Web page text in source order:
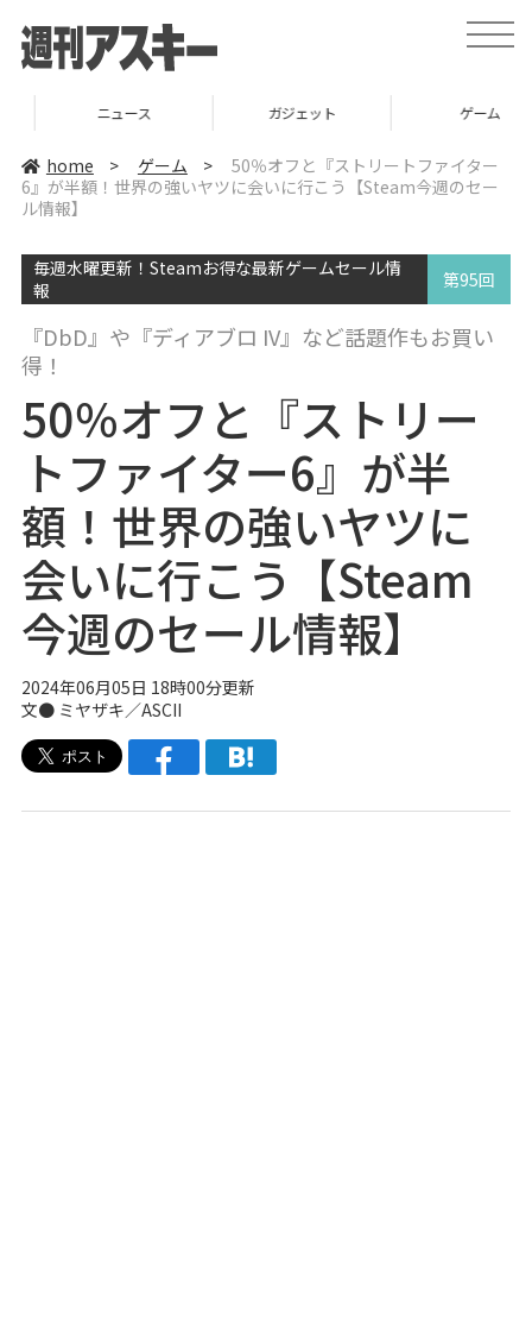
t
o
e
v
i
o
ニュース ガジェット ゲーム
home > ゲーム >
50％オフと『ストリートファイター
6』が半額！世界の強いヤツに会いに行こう【Steam今週のセー
ル情報】
毎週水曜更新！Steamお得な最新ゲームセール情
報
第95回
『DbD』や『ディアブロ IV』など話題作もお買い
得！
50％オフと『ストリー
トファイター6』が半
額！世界の強いヤツに
会いに行こう【Steam
今週のセール情報】
2024年06月05日 18時00分更新
文● ミヤザキ／ASCII